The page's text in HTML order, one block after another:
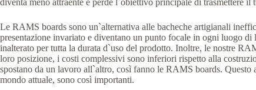
diventa meno attraente e perde l`obiettivo principale di trasmettere il
Le RAMS boards sono un`alternativa alle bacheche artigianali
presentazione invariato e diventano un punto focale in ogni luogo
inalterato per tutta la durata d`uso del prodotto. Inoltre, le nostre
loro posizione, i costi complessivi sono inferiori rispetto alla
spostano da un lavoro all`altro, così fanno le RAMS boards.
mondo attuale, sono così importanti.